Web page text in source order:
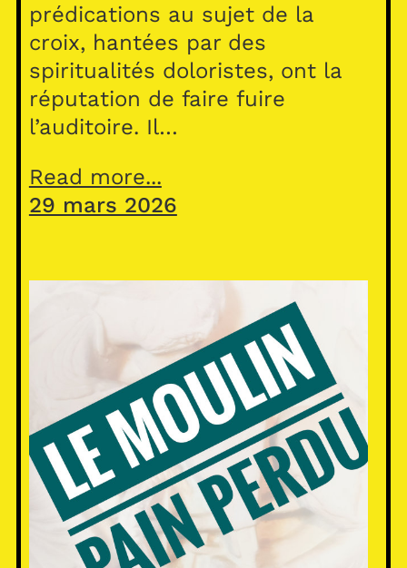
prédications au sujet de la
croix, hantées par des
spiritualités doloristes, ont la
réputation de faire fuire
l’auditoire. Il…
Read more...
29 mars 2026